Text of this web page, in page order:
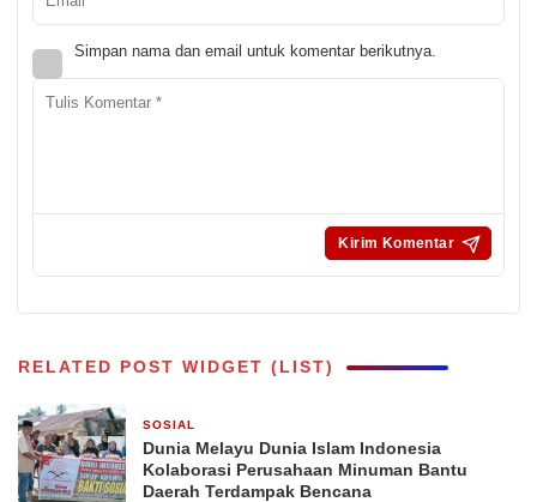
Simpan nama dan email untuk komentar berikutnya.
RELATED POST WIDGET (LIST)
SOSIAL
Dunia Melayu Dunia Islam Indonesia
Kolaborasi Perusahaan Minuman Bantu
Daerah Terdampak Bencana